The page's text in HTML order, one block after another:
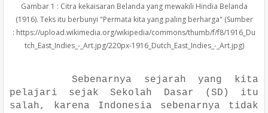
Gambar 1 : Citra kekaisaran Belanda yang mewakili Hindia Belanda
(1916). Teks itu berbunyi "Permata kita yang paling berharga" (Sumber
: https://upload.wikimedia.org/wikipedia/commons/thumb/f/f8/1916_Du
tch_East_Indies_-_Art.jpg/220px-1916_Dutch_East_Indies_-_Art.jpg)
Sebenarnya sejarah yang kita
pelajari sejak Sekolah Dasar (SD) itu
salah, karena Indonesia sebenarnya tidak